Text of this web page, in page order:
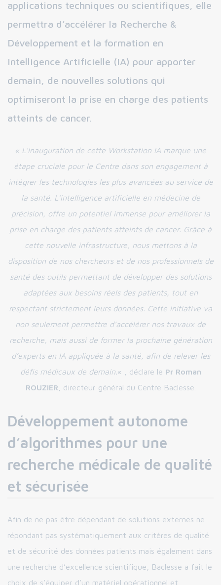
applications techniques ou scientifiques, elle
permettra d’accélérer la Recherche &
Développement et la formation en
Intelligence Artificielle (IA) pour apporter
demain, de nouvelles solutions qui
optimiseront la prise en charge des patients
atteints de cancer.
« L’inauguration de cette Workstation IA marque une
étape cruciale pour le Centre dans son engagement à
intégrer les technologies les plus avancées au service de
la santé. L’intelligence artificielle en médecine de
précision, offre un potentiel immense pour améliorer la
prise en charge des patients atteints de cancer. Grâce à
cette nouvelle infrastructure, nous mettons à la
disposition de nos chercheurs et de nos professionnels de
santé des outils permettant de développer des solutions
adaptées aux besoins réels des patients, tout en
respectant strictement leurs données. Cette initiative va
non seulement permettre d’accélérer nos travaux de
recherche, mais aussi de former la prochaine génération
d’experts en IA appliquée à la santé, afin de relever les
défis médicaux de demain.« , déclare le Pr Roman
ROUZIER , directeur général du Centre Baclesse.
Développement autonome
d’algorithmes pour une
recherche médicale de qualité
et sécurisée
Afin de ne pas être dépendant de solutions externes ne
répondant pas systématiquement aux critères de qualité
et de sécurité des données patients mais également dans
une recherche d’excellence scientifique, Baclesse a fait le
choix de s’équiper d’un matériel opérationnel et